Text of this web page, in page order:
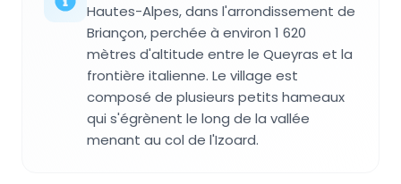
Hautes-Alpes, dans l'arrondissement de
Briançon, perchée à environ 1 620
mètres d'altitude entre le Queyras et la
frontière italienne. Le village est
composé de plusieurs petits hameaux
qui s'égrènent le long de la vallée
menant au col de l'Izoard.